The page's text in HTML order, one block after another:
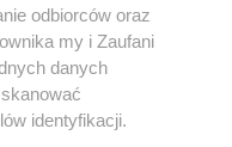
Youtube
odbiorców oraz
my i Zaufani
danych
identyfikacji.